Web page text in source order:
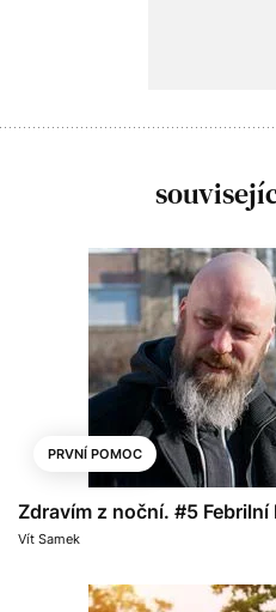
PRVNÍ POMOC
Zdravím z noční. #5 Febrilní
Vít Samek